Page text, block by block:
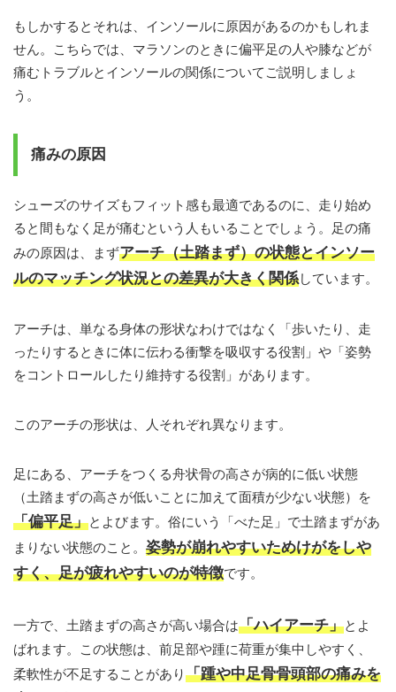
もしかするとそれは、インソールに原因があるのかもしれま
せん。こちらでは、マラソンのときに偏平足の人や膝などが
痛むトラブルとインソールの関係についてご説明しましょ
う。
痛みの原因
シューズのサイズもフィット感も最適であるのに、走り始め
ると間もなく足が痛むという人もいることでしょう。足の痛
みの原因は、まずアーチ（土踏まず）の状態とインソー
ルのマッチング状況との差異が大きく関係しています。
アーチは、単なる身体の形状なわけではなく「歩いたり、走
ったりするときに体に伝わる衝撃を吸収する役割」や「姿勢
をコントロールしたり維持する役割」があります。
このアーチの形状は、人それぞれ異なります。
足にある、アーチをつくる舟状骨の高さが病的に低い状態
（土踏まずの高さが低いことに加えて面積が少ない状態）を
「偏平足」とよびます。俗にいう「べた足」で土踏まずがあ
まりない状態のこと。 姿勢が崩れやすいためけがをしや
すく、足が疲れやすいのが特徴です。
一方で、土踏まずの高さが高い場合は「ハイアーチ」とよ
ばれます。この状態は、前足部や踵に荷重が集中しやすく、
柔軟性が不足することがあり「踵や中足骨骨頭部の痛みを